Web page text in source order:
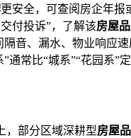
更安全，可查阅房企年报
付投诉”，了解该房屋
音、漏水、物业响应速
”通常比“城系”“花园系”
部分区域深耕型房屋